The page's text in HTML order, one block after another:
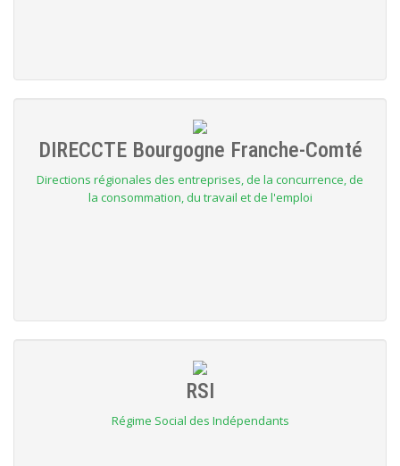
DIRECCTE Bourgogne Franche-Comté
Directions régionales des entreprises, de la concurrence, de
la consommation, du travail et de l'emploi
RSI
Régime Social des Indépendants